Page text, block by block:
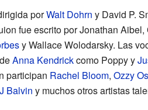
porWalt Dohrn y David P.
fue escrito por Jonathan
y Wallace Wolodarsky. Las
Anna Kendrickcomo Poppy y
participan Rachel Bloom, Ozzy
J Balvin y muchos otros artistas